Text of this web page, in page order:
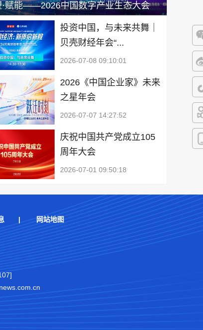
微
微
抖
快
·赋能——2026中国数字产业生态大会
投资中国，与未来共舞｜
贝壳财经年会“...
2026-07-08 09:10:01
2026《中国企业家》未来
之星年会
2026-07-07 14:27:52
庆祝中国共产党成立105
周年大会
2026-07-01 09:50:18
| 网站地图